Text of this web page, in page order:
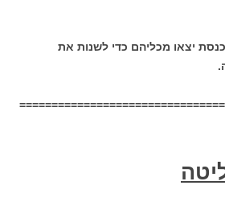
יצאו מכליהם כדי לשנות את